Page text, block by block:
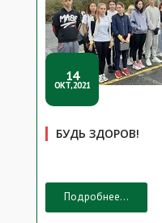
14
ОКТ,2021
БУДЬ ЗДОРОВ!
Подробнее...